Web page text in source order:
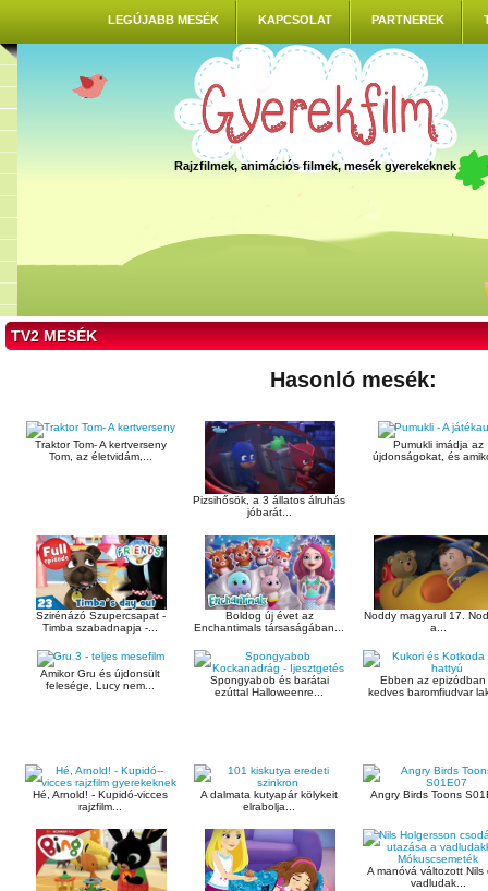
LEGÚJABB MESÉK KAPCSOLAT PARTNEREK
Rajzfilmek, animációs filmek, mesék gyerekeknek
TV2 MESÉK
Hasonló mesék:
Traktor Tom- A kertverseny
Tom, az életvidám,...
Pizsihősök, a 3 állatos álruhás
jóbarát...
Pumukli imádja az
újdonságokat, és
Szirénázó Szupercsapat -
Timba szabadnapja -...
Boldog új évet az
Enchantimals társaságában...
Noddy magyarul 17.
a...
Amikor Gru és újdonsült
felesége, Lucy nem...
Spongyabob és barátai
ezúttal Halloweenre...
Ebben az
kedves baromfiudvar
Hé, Arnold! - Kupidó-vicces
rajzfilm...
A dalmata kutyapár kölykeit
elrabolja...
Angry Birds Toons
A manóvá változott Nils
vadludak...